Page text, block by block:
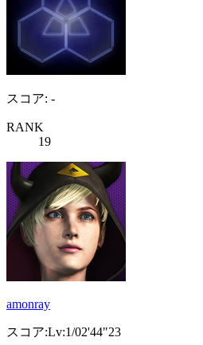
スコア: -
RANK
19
amonray
スコア:Lv:1/02'44"23